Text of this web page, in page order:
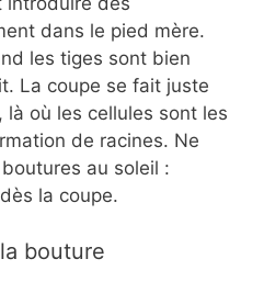
dans le pied mère.
les tiges sont bien
La coupe se fait juste
où les cellules sont les
de racines. Ne
au soleil :
la coupe.
bouture